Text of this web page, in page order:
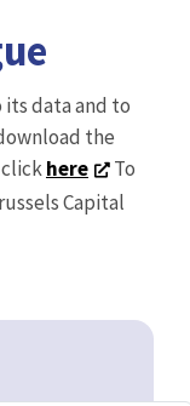
its data and to
the
here
To
Capital